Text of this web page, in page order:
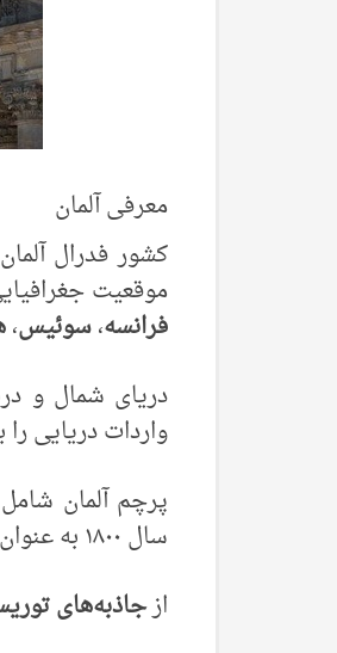
معرفی آلمان
کشور فدرال
موقعیت
فرانسه،سوئیس،
دریای شمال و
واردات دریایی را
پرچم آلمان
سال ۱۸۰۰ به عنوان رنگ پرچم آلمان انتخاب شده‌اند.
ازجاذبه‌های